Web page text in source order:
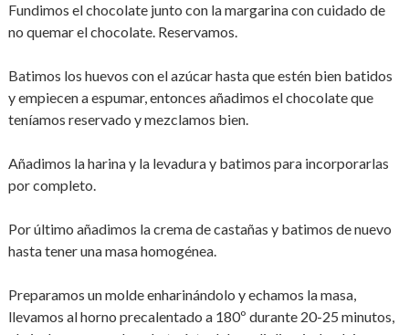
Fundimos el chocolate junto con la margarina con cuidado de
no quemar el chocolate. Reservamos.
Batimos los huevos con el azúcar hasta que estén bien batidos
y empiecen a espumar, entonces añadimos el chocolate que
teníamos reservado y mezclamos bien.
Añadimos la harina y la levadura y batimos para incorporarlas
por completo.
Por último añadimos la crema de castañas y batimos de nuevo
hasta tener una masa homogénea.
Preparamos un molde enharinándolo y echamos la masa,
llevamos al horno precalentado a 180º durante 20-25 minutos,